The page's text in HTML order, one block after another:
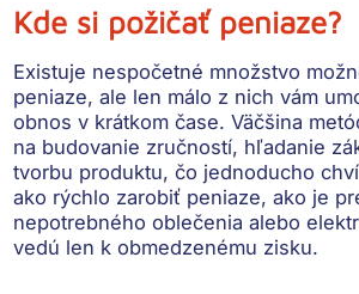
Kde si požičať peniaze?
Existuje nespočetné množstvo
peniaze, ale len málo z nich vám
obnos v krátkom čase. Väčšina
na budovanie zručností, hľadanie
tvorbu produktu, čo jednoducho
ako rýchlo zarobiť peniaze, ako je
nepotrebného oblečenia alebo
vedú len k obmedzenému zisku.